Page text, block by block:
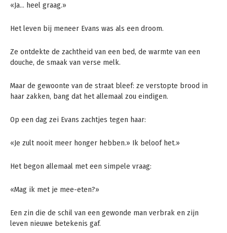
«Ja… heel graag.»
Het leven bij meneer Evans was als een droom.
Ze ontdekte de zachtheid van een bed, de warmte van een
douche, de smaak van verse melk.
Maar de gewoonte van de straat bleef: ze verstopte brood in
haar zakken, bang dat het allemaal zou eindigen.
Op een dag zei Evans zachtjes tegen haar:
«Je zult nooit meer honger hebben.» Ik beloof het.»
Het begon allemaal met een simpele vraag:
«Mag ik met je mee-eten?»
Een zin die de schil van een gewonde man verbrak en zijn
leven nieuwe betekenis gaf.